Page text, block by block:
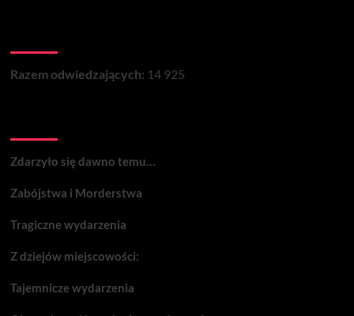
JEJ
MIESZKAŃCÓW.
Razem odwiedzających: 14 925
Zdarzyło się dawno temu…
Zabójstwa i Morderstwa
Tragiczne wydarzenia
Z dziejów miejscowości:
Tajemnicze wydarzenia